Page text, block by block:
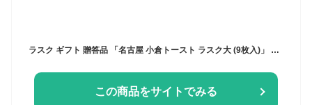
ラスク ギフト 贈答品 「名古屋 小倉トースト ラスク大 (9枚入)」 名古屋 愛知県 愛知 お菓子 お土産 土産 スイーツ 小倉 あん トースト 洋菓子 あす楽 七五三 お歳暮 お中元 茶菓子 父の日
この商品をサイトでみる